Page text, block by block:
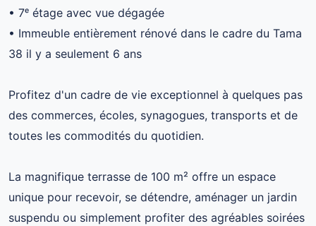
• 7ᵉ étage avec vue dégagée
• Immeuble entièrement rénové dans le cadre du Tama
38 il y a seulement 6 ans
Profitez d'un cadre de vie exceptionnel à quelques pas
des commerces, écoles, synagogues, transports et de
toutes les commodités du quotidien.
La magnifique terrasse de 100 m² offre un espace
unique pour recevoir, se détendre, aménager un jardin
suspendu ou simplement profiter des agréables soirées